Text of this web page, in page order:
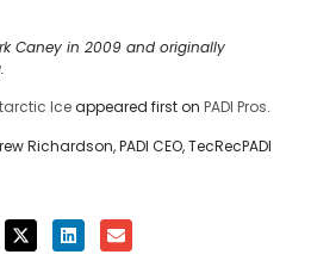
Caney in 2009 and originally
Iceappeared first on PADI Pros.
Richardson, PADI CEO, TecRecPADI